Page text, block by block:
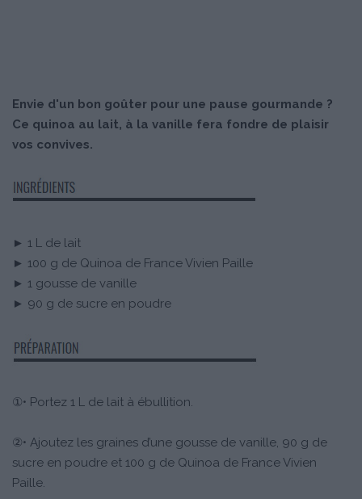
Envie d'un bon goûter pour une pause gourmande ?
Ce quinoa au lait, à la vanille fera fondre de plaisir
vos convives.
► 1 L de lait
► 100 g de Quinoa de France Vivien Paille
► 1 gousse de vanille
► 90 g de sucre en poudre
①• Portez 1 L de lait à ébullition.
②• Ajoutez les graines d’une gousse de vanille, 90 g de
sucre en poudre et 100 g de Quinoa de France Vivien
Paille.